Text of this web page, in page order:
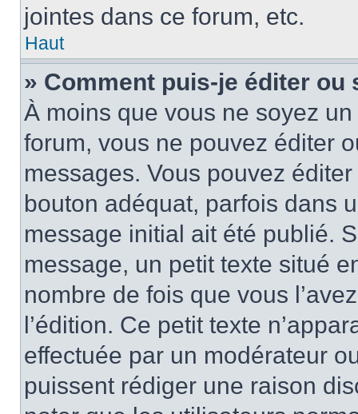
jointes dans ce forum, etc.
Haut
» Comment puis-je éditer
À moins que vous ne soyez
forum, vous ne pouvez éditer
messages. Vous pouvez
bouton adéquat, parfois dans
message initial ait été publié.
message, un petit texte situé
nombre de fois que vous
l’édition. Ce petit texte
effectuée par un modérateur
puissent rédiger une raison